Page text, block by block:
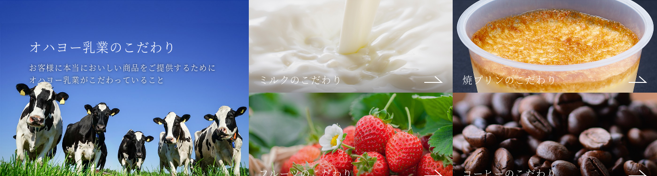
オハヨー乳業のこだわり
お客様に本当においしい商品をご提供するために
オハヨー乳業がこだわっていること
ミルクのこだわり 焼プリンのこだわり